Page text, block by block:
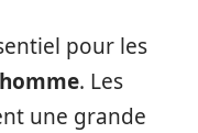
pour les
. Les
une grande